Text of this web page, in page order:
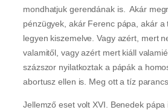
mondhatjuk gerendának is. Akár
pénzügyek, akár Ferenc pápa, akár a
legyen kiszemelve. Vagy azért, mert
valamitől, vagy azért mert kiáll
százszor nyilatkoztak a pápák a
abortusz ellen is. Meg ott a tíz
Jellemző eset volt XVI. Benedek